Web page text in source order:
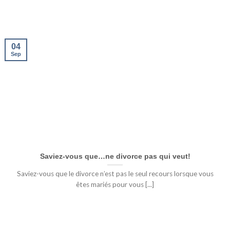
Saviez-vous que…ne divorce pas qui veut!
Saviez-vous que le divorce n’est pas le seul recours lorsque vous
êtes mariés pour vous [...]
04
Sep